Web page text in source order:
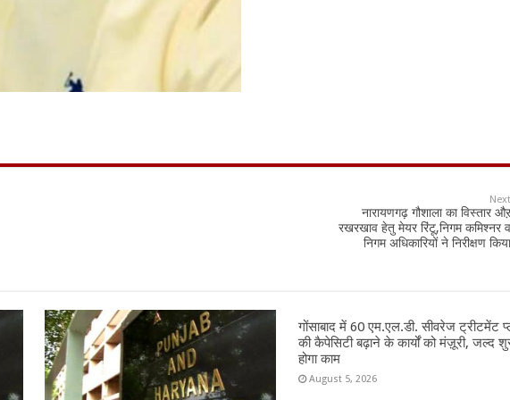
Next
नारायणगढ़ गौशाला का विस्तार औऱ
रखरखाव हेतु मेयर रिंटू,निगम कमिश्नर व
निगम अधिकारियों ने निरीक्षण किया
गोंसाबाद में 60 एम.एल.डी. सीवरेज ट्रीटमेंट
की कैपेसिटी बढ़ाने के कार्यों को मंज़ूरी, जल्द
होगा काम
August 5, 2026